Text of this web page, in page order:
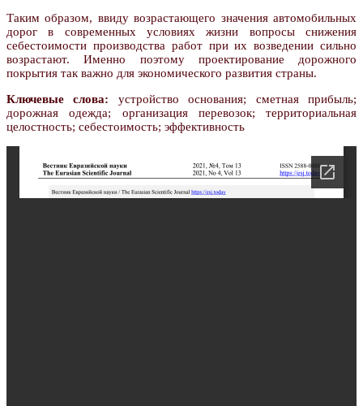
Таким образом, ввиду возрастающего значения автомобильных
дорог в современных условиях жизни вопросы снижения
себестоимости производства работ при их возведении сильно
возрастают. Именно поэтому проектирование дорожного
покрытия так важно для экономического развития страны.
Ключевые слова: устройство основания; сметная прибыль;
дорожная одежда; организация перевозок; территориальная
целостность; себестоимость; эффективность